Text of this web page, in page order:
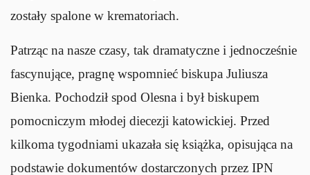
zostały spalone w krematoriach.
Patrząc na nasze czasy, tak dramatyczne i jednocześnie
fascynujące, pragnę wspomnieć biskupa Juliusza
Bienka. Pochodził spod Olesna i był biskupem
pomocniczym młodej diecezji katowickiej. Przed
kilkoma tygodniami ukazała się książka, opisująca na
podstawie dokumentów dostarczonych przez IPN